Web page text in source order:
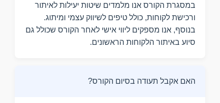
במסגרת הקורס אנו מלמדים שיטות יעילות לאיתור
ורכישת לקוחות, כולל טיפים לשיווק עצמי ומיתוג.
בנוסף, אנו מספקים ליווי אישי לאחר הקורס שכולל גם
סיוע באיתור הלקוחות הראשונים.
האם אקבל תעודה בסיום הקורס?